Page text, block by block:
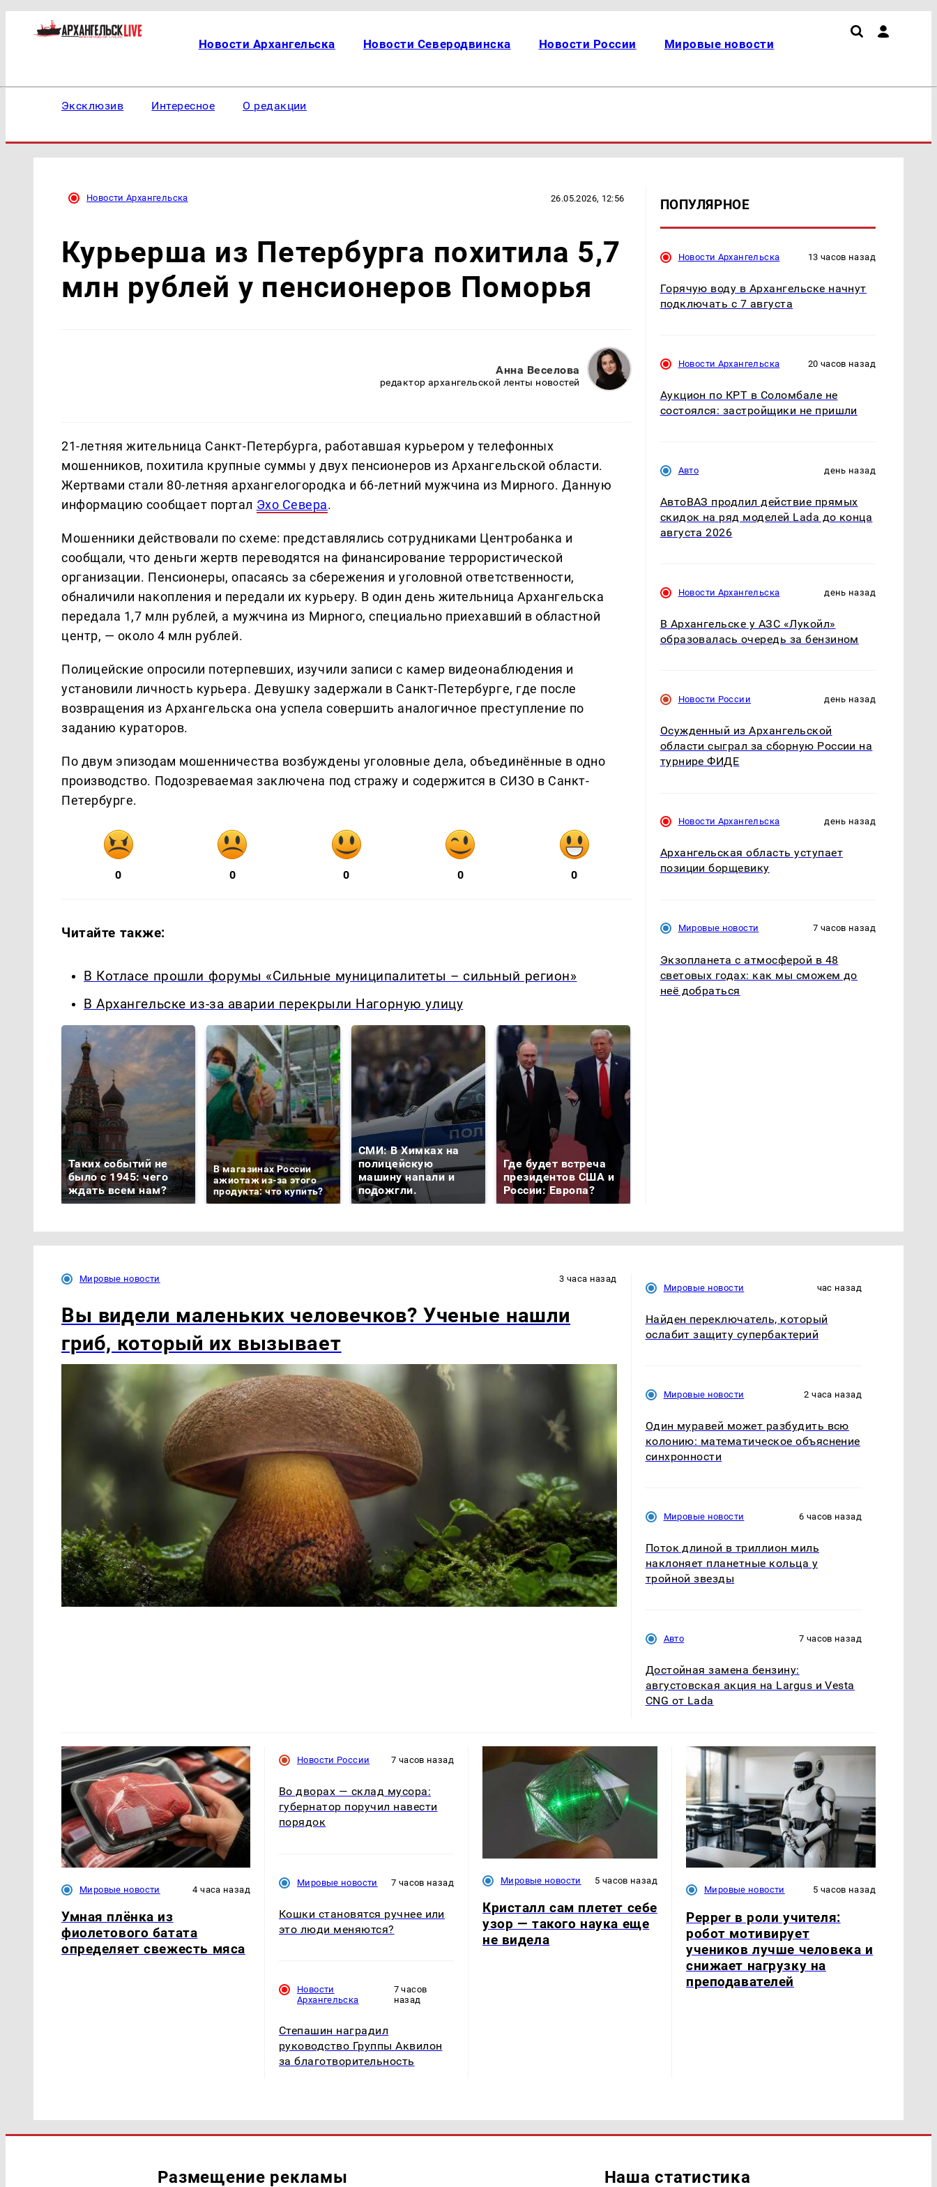
Новости Архангельска Новости Северодвинска Новости России Мировые новости
Эксклюзив Интересное О редакции
Новости Архангельска 26.05.2026, 12:56
Курьерша из Петербурга похитила 5,7
млн рублей у пенсионеров Поморья
Анна Веселова
редактор архангельской ленты новостей
21-летняя жительница Санкт-Петербурга, работавшая курьером у телефонных
мошенников, похитила крупные суммы у двух пенсионеров из Архангельской области.
Жертвами стали 80-летняя архангелогородка и 66-летний мужчина из Мирного. Данную
информацию сообщает портал Эхо Севера.
Мошенники действовали по схеме: представлялись сотрудниками Центробанка и
сообщали, что деньги жертв переводятся на финансирование террористической
организации. Пенсионеры, опасаясь за сбережения и уголовной ответственности,
обналичили накопления и передали их курьеру. В один день жительница Архангельска
передала 1,7 млн рублей, а мужчина из Мирного, специально приехавший в областной
центр, — около 4 млн рублей.
Полицейские опросили потерпевших, изучили записи с камер видеонаблюдения и
установили личность курьера. Девушку задержали в Санкт-Петербурге, где после
возвращения из Архангельска она успела совершить аналогичное преступление по
заданию кураторов.
По двум эпизодам мошенничества возбуждены уголовные дела, объединённые в одно
производство. Подозреваемая заключена под стражу и содержится в СИЗО в Санкт-
Петербурге.
0 0 0 0 0
Читайте также:
В Котласе прошли форумы «Сильные муниципалитеты – сильный регион»
В Архангельске из-за аварии перекрыли Нагорную улицу
Таких событий не
было с 1945: чего
ждать всем нам?
В магазинах России
ажиотаж из-за этого
продукта: что купить?
СМИ: В Химках на
полицейскую
машину напали и
подожгли.
Где будет встреча
президентов США и
России: Европа?
ПОПУЛЯРНОЕ
Новости Архангельска 13 часов назад
Горячую воду в Архангельске начнут
подключать с 7 августа
Новости Архангельска 20 часов назад
Аукцион по КРТ в Соломбале не
состоялся: застройщики не пришли
Авто день назад
АвтоВАЗ продлил действие прямых
скидок на ряд моделей Lada до конца
августа 2026
Новости Архангельска день назад
В Архангельске у АЗС «Лукойл»
образовалась очередь за бензином
Новости России день назад
Осужденный из Архангельской
области сыграл за сборную России на
турнире ФИДЕ
Новости Архангельска день назад
Архангельская область уступает
позиции борщевику
Мировые новости 7 часов назад
Экзопланета с атмосферой в 48
световых годах: как мы сможем до
неё добраться
Мировые новости 3 часа назад
Вы видели маленьких человечков? Ученые нашли
гриб, который их вызывает
Мировые новости час назад
Найден переключатель, который
ослабит защиту супербактерий
Мировые новости 2 часа назад
Один муравей может разбудить всю
колонию: математическое объяснение
синхронности
Мировые новости 6 часов назад
Поток длиной в триллион миль
наклоняет планетные кольца у
тройной звезды
Авто 7 часов назад
Достойная замена бензину:
августовская акция на Largus и Vesta
CNG от Lada
Мировые новости 4 часа назад
Умная плёнка из
фиолетового батата
определяет свежесть мяса
Новости России 7 часов назад
Во дворах — склад мусора:
губернатор поручил навести
порядок
Мировые новости 7 часов назад
Кошки становятся ручнее или
это люди меняются?
Новости
Архангельска
7 часов
назад
Степашин наградил
руководство Группы Аквилон
за благотворительность
Мировые новости 5 часов назад
Кристалл сам плетет себе
узор — такого наука еще
не видела
Мировые новости 5 часов назад
Pepper в роли учителя:
робот мотивирует
учеников лучше человека и
снижает нагрузку на
преподавателей
Размещение рекламы Наша статистика